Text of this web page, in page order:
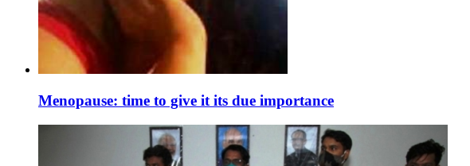
Menopause: time to give it its due importance